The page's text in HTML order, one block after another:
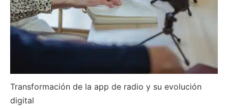
Transformación de la app de radio y su evolución
digital